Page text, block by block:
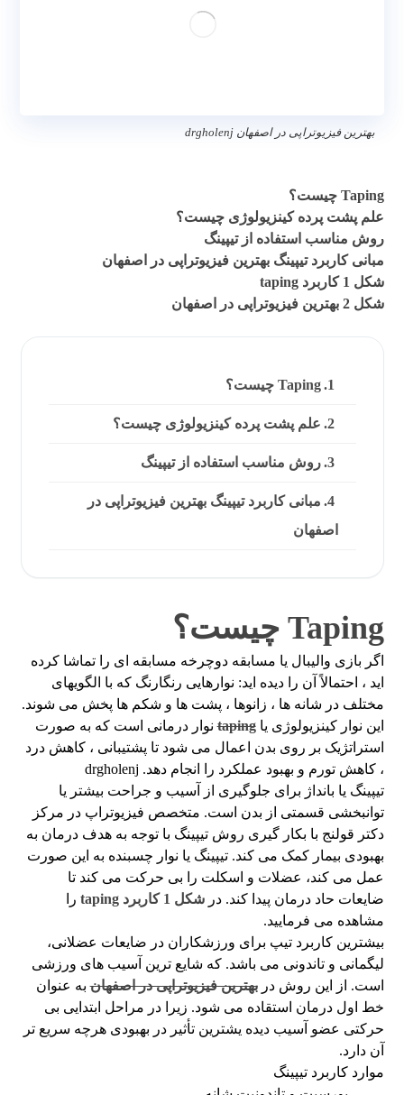
بهترین فیزیوتراپی در اصفهان drgholenj
Taping چیست؟
علم پشت پرده کینزیولوژی چیست؟
روش مناسب استفاده از تیپینگ
مبانی کاربرد تیپینگ بهترین فیزیوتراپی در اصفهان
شکل 1 کاربرد taping
شکل 2 بهترین فیزیوتراپی در اصفهان
Taping چیست؟
علم پشت پرده کینزیولوژی چیست؟
روش مناسب استفاده از تیپینگ
مبانی کاربرد تیپینگ بهترین فیزیوتراپی در
اصفهان
Taping چیست؟
اگر بازی والیبال یا مسابقه دوچرخه مسابقه ای را تماشا کرده
اید ، احتمالاً آن را دیده اید: نوارهایی رنگارنگ که با الگویهای
مختلف در شانه ها ، زانوها ، پشت ها و شکم ها پخش می شوند.
این نوار کینزیولوژی یاtapingنوار درمانی است که به صورت
استراتژیک بر روی بدن اعمال می شود تا پشتیبانی ، کاهش درد
، کاهش تورم و بهبود عملکرد را انجام دهد. drgholenj
تیپینگ یا بانداژ برای جلوگیری از آسیب و جراحت بیشتر یا
توانبخشی قسمتی از بدن است. متخصص فیزیوتراپ در مرکز
دکتر قولنج با بکار گیری روش تیپینگ با توجه به هدف درمان به
بهبودی بیمار کمک می کند. تیپینگ یا نوار چسبنده به این صورت
عمل می کند، عضلات و اسکلت را بی حرکت می کند تا
ضایعات حاد درمان پیدا کند. درشکل 1 کاربرد taping
را
مشاهده می فرمایید.
بیشترین کاربرد تیپ برای ورزشکاران در ضایعات عضلانی،
لیگمانی و تاندونی می باشد. که شایع ترین آسیب های ورزشی
است. از این روش دربهترین فیزیوتراپی در اصفهانبه عنوان
خط اول درمان استقاده می شود. زیرا در مراحل ابتدایی بی
حرکتی عضو آسیب دیده یشترین تأثیر در بهبودی هرچه سریع تر
آن دارد.
موارد کاربرد تیپینگ